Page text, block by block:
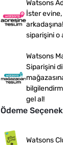
Watsons
İster
siparişini o
Watsons
Siparişini
gel al!
Ödeme
Watsons